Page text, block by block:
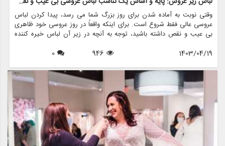
وقتی نوبت به آماده شدن برای روز بزرگ شما می رسد، پیدا کردن لباس
عروسی عالی فقط شروع است. برای اینکه واقعاً در روز عروسی خود ظاهری
بی عیب و نقص داشته باشید، توجه به آنچه در زیر آن لباس خیره کننده
تفاوت زیادی در نحوه تناسب لباس شما ایجاد کند و به شما اطمینان دهد که
1403/04/19
946
0